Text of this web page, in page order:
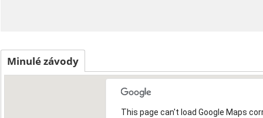
Minulé závody
This page can't load Google Maps